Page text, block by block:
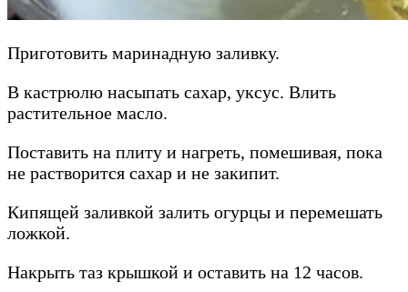
Приготовить маринадную заливку.
В кастрюлю насыпать сахар, уксус. Влить
растительное масло.
Поставить на плиту и нагреть, помешивая, пока
не растворится сахар и не закипит.
Кипящей заливкой залить огурцы и перемешать
ложкой.
Накрыть таз крышкой и оставить на 12 часов.